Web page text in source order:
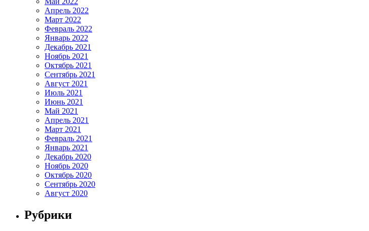
Апрель 2022
Март 2022
Февраль 2022
Январь 2022
Декабрь 2021
Ноябрь 2021
Октябрь 2021
Сентябрь 2021
Август 2021
Июль 2021
Июнь 2021
Май 2021
Апрель 2021
Март 2021
Февраль 2021
Январь 2021
Декабрь 2020
Ноябрь 2020
Октябрь 2020
Сентябрь 2020
Август 2020
Рубрики